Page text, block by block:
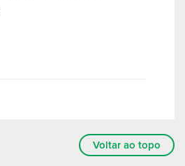
Voltar ao topo